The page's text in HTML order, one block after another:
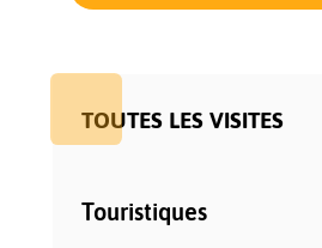
TOUTES LES VISITES
Touristiques